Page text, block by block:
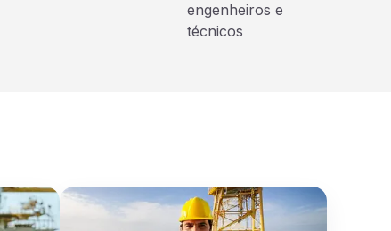
engenheiros e
técnicos